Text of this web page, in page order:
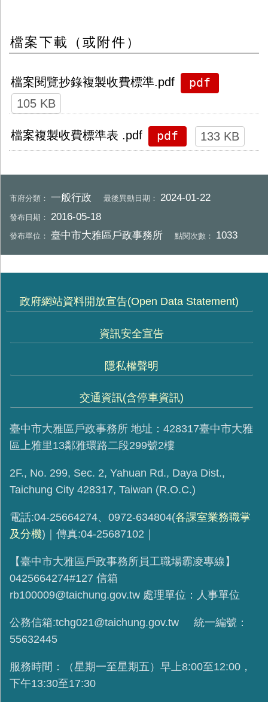
檔案下載（或附件）
檔案閱覽抄錄複製收費標準.pdf pdf
105 KB
檔案複製收費標準表 .pdf pdf 133 KB
市府分類：一般行政 最後異動日期：2024-01-22
發布日期： 2016-05-18
發布單位：臺中市大雅區戶政事務所 點閱次數： 1033
政府網站資料開放宣告(Open Data Statement)
資訊安全宣告
隱私權聲明
交通資訊(含停車資訊)
臺中市大雅區戶政事務所 地址：428317臺中市大雅
區上雅里13鄰雅環路二段299號2樓
2F., No. 299, Sec. 2, Yahuan Rd., Daya Dist.,
Taichung City 428317, Taiwan (R.O.C.)
電話:04-25664274、0972-634804(各課室業務職掌
及分機)｜傳真:04-25687102｜
【臺中市大雅區戶政事務所員工職場霸凌專線】
0425664274#127 信箱
rb100009@taichung.gov.tw 處理單位：人事單位
公務信箱:tchg021@taichung.gov.tw 統一編號：
55632445
服務時間：（星期一至星期五）早上8:00至12:00，
下午13:30至17:30